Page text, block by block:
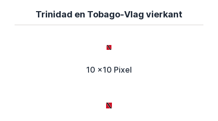
Trinidad en Tobago-Vlag vierkant
10 x10 Pixel